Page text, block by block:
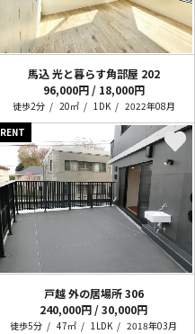
馬込 光と暮らす角部屋 202
96,000円 / 18,000円
徒歩2分 20㎡ 1DK
2022年08月
RENT
戸越 外の居場所306
240,000円 / 30,000円
徒歩5分 47㎡ 1LDK
2018年03月